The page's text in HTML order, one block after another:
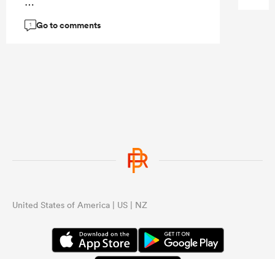
...
1 Go to comments
United States of America | US | NZ